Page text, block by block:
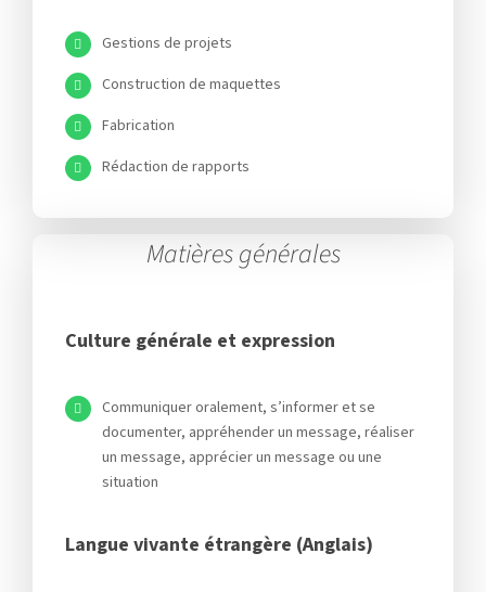
Gestions de projets
Construction de maquettes
Fabrication
Rédaction de rapports
Matières générales
Culture générale et expression
Communiquer oralement, s’informer et se
documenter, appréhender un message, réaliser
un message, apprécier un message ou une
situation
Langue vivante étrangère (Anglais)